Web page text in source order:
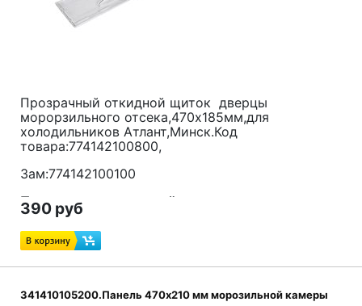
Прозрачный откидной щиток дверцы
морорзильного отсека,470x185мм,для
холодильников Атлант,Минск.Код
товара:774142100800,
Зам:774142100100
Подходит для моделей:
МХМ-1700,МХМ-1702,МХМ-1703,МХМ-1707,МХМ-
390 руб
341410105200.Панель 470x210 мм морозильной камеры